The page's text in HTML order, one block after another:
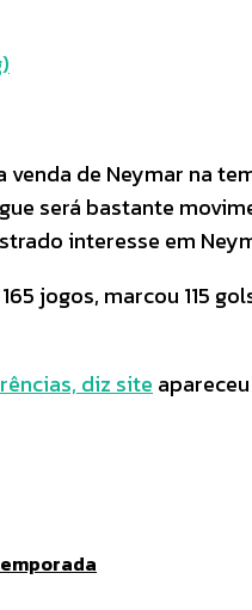
de Neymar na
será bastante
interesse em
jogos, marcou 115
diz site